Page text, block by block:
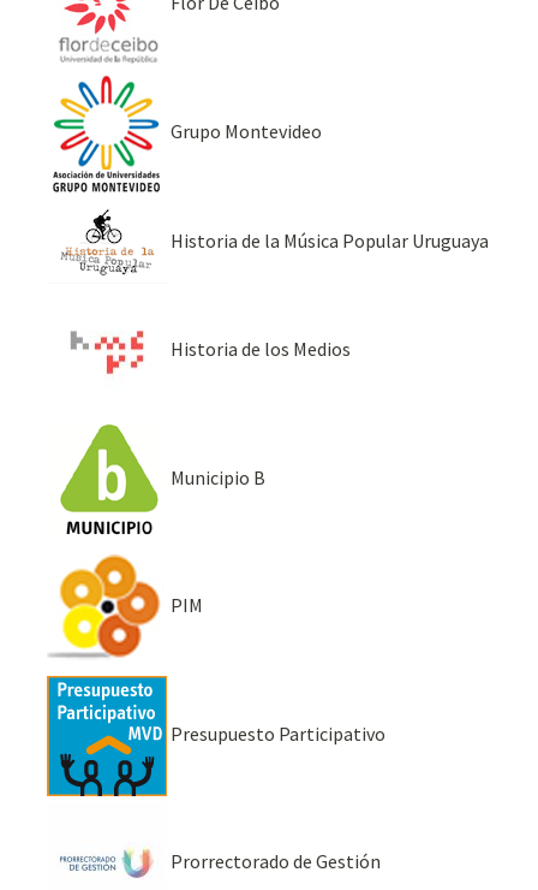
Grupo Montevideo
Historia de la Música Popular Uruguaya
Historia de los Medios
Municipio B
PIM
Presupuesto Participativo
Prorrectorado de Gestión